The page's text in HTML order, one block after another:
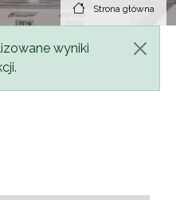
Strona główna
wyniki